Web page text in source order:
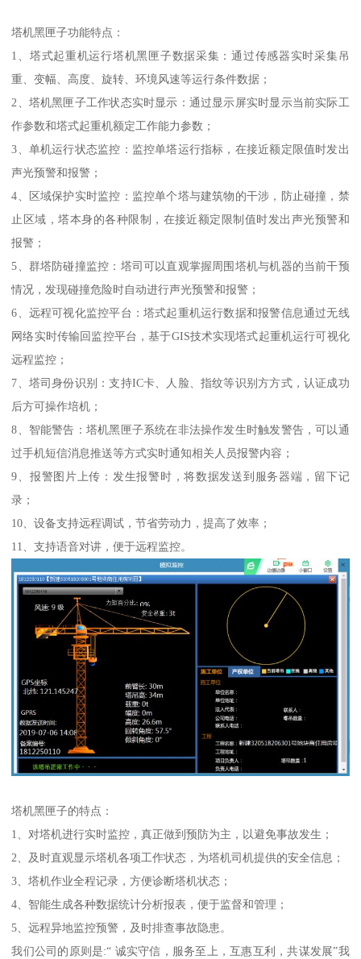
塔机黑匣子功能特点：
1、塔式起重机运行塔机黑匣子数据采集：通过传感器实时采集吊
重、变幅、高度、旋转、环境风速等运行条件数据；
2、塔机黑匣子工作状态实时显示：通过显示屏实时显示当前实际工
作参数和塔式起重机额定工作能力参数；
3、单机运行状态监控：监控单塔运行指标，在接近额定限值时发出
声光预警和报警；
4、区域保护实时监控：监控单个塔与建筑物的干涉，防止碰撞，禁
止区域，塔本身的各种限制，在接近额定限制值时发出声光预警和
报警；
5、群塔防碰撞监控：塔司可以直观掌握周围塔机与机器的当前干预
情况，发现碰撞危险时自动进行声光预警和报警；
6、远程可视化监控平台：塔式起重机运行数据和报警信息通过无线
网络实时传输回监控平台，基于GIS技术实现塔式起重机运行可视化
远程监控；
7、塔司身份识别：支持IC卡、人脸、指纹等识别方方式，认证成功
后方可操作培机；
8、智能警告：塔机黑匣子系统在非法操作发生时触发警告，可以通
过手机短信消息推送等方式实时通知相关人员报警内容；
9、报警图片上传：发生报警时，将数据发送到服务器端，留下记
录；
10、设备支持远程调试，节省劳动力，提高了效率；
11、支持语音对讲，便于远程监控。
塔机黑匣子的特点：
1、对塔机进行实时监控，真正做到预防为主，以避免事故发生；
2、及时直观显示塔机各项工作状态，为塔机司机提供的安全信息；
3、塔机作业全程记录，方便诊断塔机状态；
4、智能生成各种数据统计分析报表，便于监督和管理；
5、远程异地监控预警，及时排查事故隐患。
我们公司的原则是:“ 诚实守信，服务至上，互惠互利，共谋发展”我